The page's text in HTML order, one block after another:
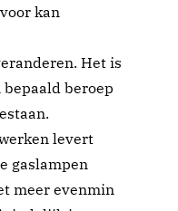
kan
Het is
beroep
levert
gaslampen
meer evenmin